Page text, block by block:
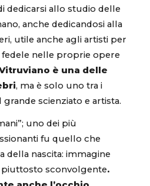
dedicarsi allo studio delle
anche dedicandosi alla
utile anche agli artisti per
nelle proprie opere
è una delle
, ma è solo uno tra i
scienziato e artista.
uno dei più
fu quello che
della nascita: immagine
piuttosto sconvolgente.